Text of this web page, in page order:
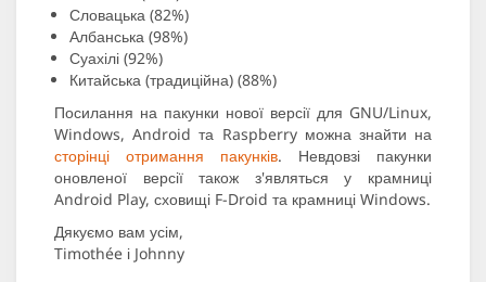
Словацька (82%)
Албанська (98%)
Суахілі (92%)
Китайська (традиційна) (88%)
Посилання на пакунки нової версії для GNU/Linux,
Windows, Android та Raspberry можна знайти на
сторінці отримання пакунків. Невдовзі пакунки
оновленої версії також з'являться у крамниці
Android Play, сховищі F-Droid та крамниці Windows.
Дякуємо вам усім,
Timothée і Johnny